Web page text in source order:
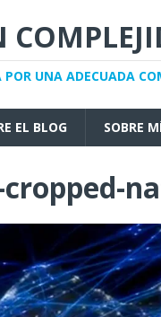
UNA ADECUADA
EL BLOG SOBRE